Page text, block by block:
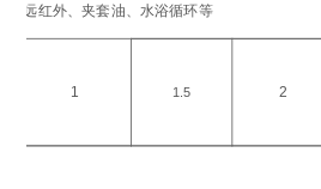
远红外、夹套油、水浴循环等
1 1.5 2